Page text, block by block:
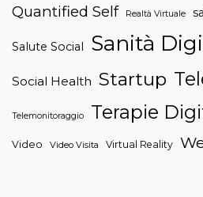
Quantified Self
Realtà Virtuale
Salute Social Sanità
Social Health Startup
Telemonitoraggio Terapie
Video Video Visita Virtual Reality